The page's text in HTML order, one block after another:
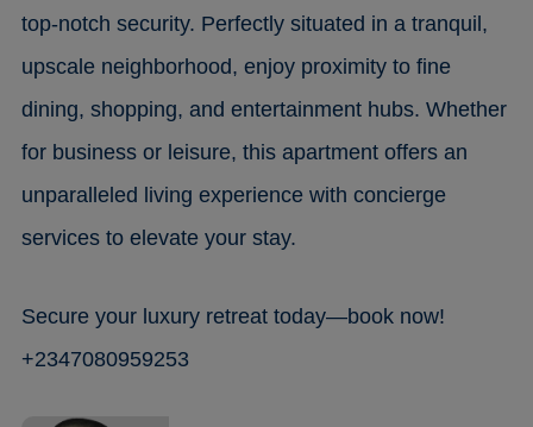
top-notch security. Perfectly situated in a tranquil,
upscale neighborhood, enjoy proximity to fine
dining, shopping, and entertainment hubs. Whether
for business or leisure, this apartment offers an
unparalleled living experience with concierge
services to elevate your stay.
Secure your luxury retreat today—book now!
+2347080959253